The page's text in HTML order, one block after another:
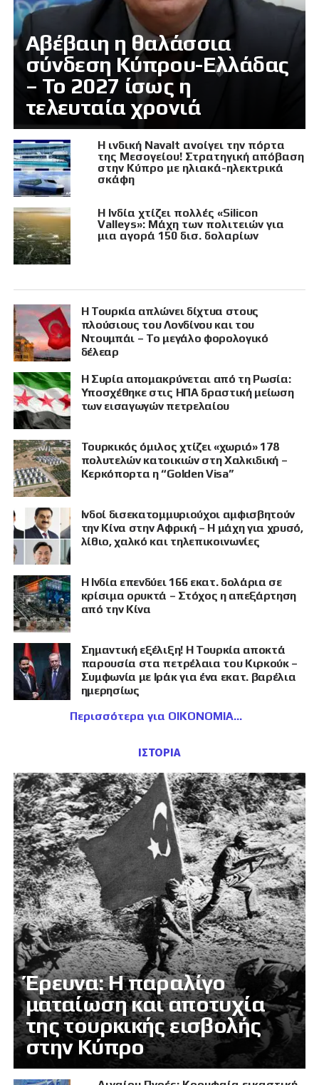
Αβέβαιη η θαλάσσια
σύνδεση Κύπρου-Ελλάδας
– Το 2027 ίσως η
τελευταία χρονιά
Η ινδική Navalt ανοίγει την πόρτα
της Μεσογείου! Στρατηγική απόβαση
στην Κύπρο με ηλιακά-ηλεκτρικά
σκάφη
Η Ινδία χτίζει πολλές «Silicon
Valleys»: Μάχη των πολιτειών για
μια αγορά 150 δισ. δολαρίων
Η Τουρκία απλώνει δίχτυα στους
πλούσιους του Λονδίνου και του
Ντουμπάι – Το μεγάλο φορολογικό
δέλεαρ
Η Συρία απομακρύνεται από τη Ρωσία:
Υποσχέθηκε στις ΗΠΑ δραστική μείωση
των εισαγωγών πετρελαίου
Τουρκικός όμιλος χτίζει «χωριό» 178
πολυτελών κατοικιών στη Χαλκιδική –
Κερκόπορτα η “Golden Visa”
Ινδοί δισεκατομμυριούχοι αμφισβητούν
την Κίνα στην Αφρική – Η μάχη για χρυσό,
λίθιο, χαλκό και τηλεπικοινωνίες
Η Ινδία επενδύει 166 εκατ. δολάρια σε
κρίσιμα ορυκτά – Στόχος η απεξάρτηση
από την Κίνα
Σημαντική εξέλιξη! Η Τουρκία αποκτά
παρουσία στα πετρέλαια του Κιρκούκ –
Συμφωνία με Ιράκ για ένα εκατ. βαρέλια
ημερησίως
Περισσότερα για ΟΙΚΟΝΟΜΙΑ
ΙΣΤΟΡΙΑ
Έρευνα: Η παραλίγο
ματαίωση και αποτυχία
της τουρκικής εισβολής
στην Κύπρο